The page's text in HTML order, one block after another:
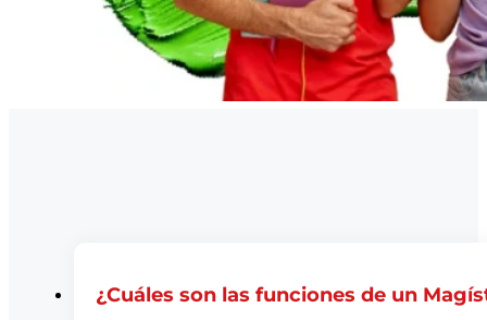
¿Cuáles son las funciones de un